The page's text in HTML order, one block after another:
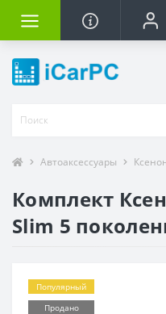
Автоаксессуары
Комплект
Slim 5
Популярный
Продано